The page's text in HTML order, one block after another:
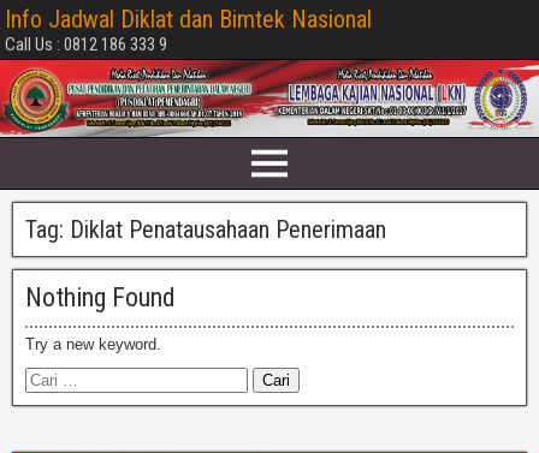
Info Jadwal Diklat dan Bimtek Nasional
Call Us : 0812 186 333 9
Tag: Diklat Penatausahaan Penerimaan
Nothing Found
Try a new keyword.